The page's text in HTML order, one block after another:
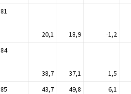
81
20,1 18,9 -1,2
84
38,7 37,1 -1,5
85 43,7 49,8 6,1